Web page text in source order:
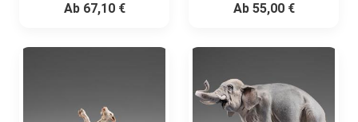
Ab67,10 € Ab55,00 €